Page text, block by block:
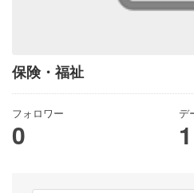
保険・福祉
フォロワー
0
デ
1